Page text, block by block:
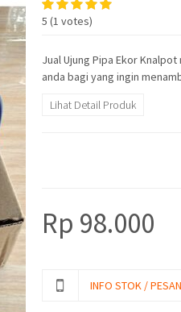
5 (1 votes)
Jual Ujung Pipa Ekor
anda bagi yang ingin
Lihat Detail Produk
Rp 98.000
INFO STOK /